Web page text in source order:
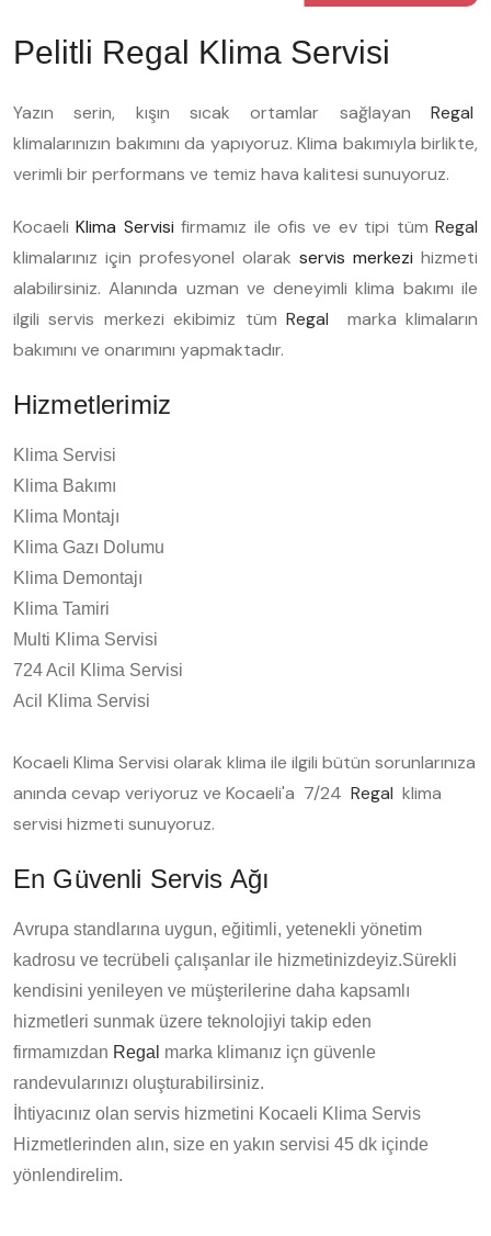
Pelitli Regal Klima Servisi
Yazın serin, kışın sıcak ortamlar sağlayan Regal
klimalarınızın bakımını da yapıyoruz. Klima bakımıyla birlikte,
verimli bir performans ve temiz hava kalitesi sunuyoruz.
KocaeliKlima Servisifirmamız ile ofis ve ev tipi tümRegal
klimalarınız için profesyonel olarak servis merkezi hizmeti
alabilirsiniz. Alanında uzman ve deneyimli klima bakımı ile
ilgili servis merkezi ekibimiz tüm Regal marka klimaların
bakımını ve onarımını yapmaktadır.
Hizmetlerimiz
Klima Servisi
Klima Bakımı
Klima Montajı
Klima Gazı Dolumu
Klima Demontajı
Klima Tamiri
Multi Klima Servisi
724 Acil Klima Servisi
Acil Klima Servisi
Kocaeli Klima Servisi olarak klima ile ilgili bütün sorunlarınıza
anında cevap veriyoruz ve Kocaeli'a 7/24 Regal klima
servisi hizmeti sunuyoruz.
En Güvenli Servis Ağı
Avrupa standlarına uygun, eğitimli, yetenekli yönetim
kadrosu ve tecrübeli çalışanlar ile hizmetinizdeyiz.Sürekli
kendisini yenileyen ve müşterilerine daha kapsamlı
hizmetleri sunmak üzere teknolojiyi takip eden
firmamızdan Regal marka klimanız içn güvenle
randevularınızı oluşturabilirsiniz.
İhtiyacınız olan servis hizmetini Kocaeli Klima Servis
Hizmetlerinden alın, size en yakın servisi 45 dk içinde
yönlendirelim.